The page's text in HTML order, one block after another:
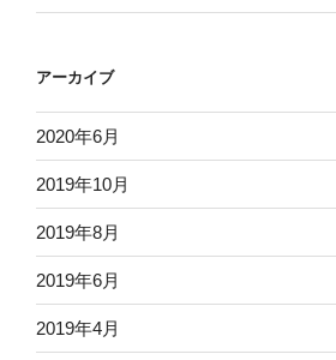
アーカイブ
2020年6月
2019年10月
2019年8月
2019年6月
2019年4月